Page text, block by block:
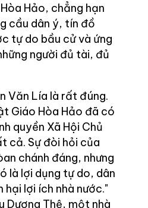
Hảo, chẳng hạn
cầu dân ý, tín đồ
tự do bầu cử và ứng
người đủ tài, đủ
Văn Lía là rất đúng.
Giáo Hòa Hảo đã có
quyền Xã Hội Chủ
cả. Sự đòi hỏi của
chánh đáng, nhưng
là lợi dụng tự do, dân
lợi ích nhà nước."
Dương Thệ, một nhà